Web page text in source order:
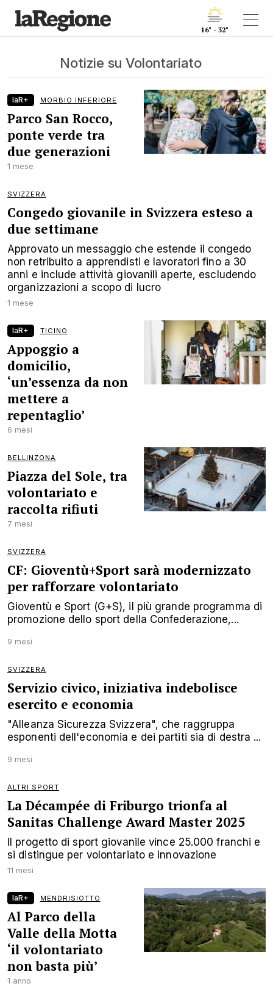
16° - 32°
Notizie su Volontariato
laR+ MORBIO INFERIORE
Parco San Rocco,
ponte verde tra
due generazioni
1 mese
SVIZZERA
Congedo giovanile in Svizzera esteso a
due settimane
Approvato un messaggio che estende il congedo
non retribuito a apprendisti e lavoratori fino a 30
anni e include attività giovanili aperte, escludendo
organizzazioni a scopo di lucro
1 mese
laR+ TICINO
Appoggio a
domicilio,
‘un’essenza da non
mettere a
repentaglio’
6 mesi
BELLINZONA
Piazza del Sole, tra
volontariato e
raccolta rifiuti
7 mesi
SVIZZERA
CF: Gioventù+Sport sarà modernizzato
per rafforzare volontariato
Gioventù e Sport (G+S), il più grande programma di
promozione dello sport della Confederazione,...
9 mesi
SVIZZERA
Servizio civico, iniziativa indebolisce
esercito e economia
"Alleanza Sicurezza Svizzera", che raggruppa
esponenti dell'economia e dei partiti sia di destra ...
9 mesi
ALTRI SPORT
La Décampée di Friburgo trionfa al
Sanitas Challenge Award Master 2025
Il progetto di sport giovanile vince 25.000 franchi e
si distingue per volontariato e innovazione
11 mesi
laR+ MENDRISIOTTO
Al Parco della
Valle della Motta
‘il volontariato
non basta più’
1 anno